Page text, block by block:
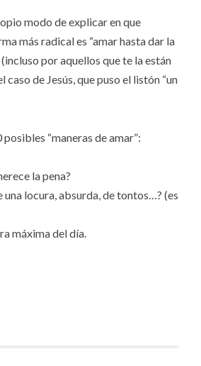
modo de explicar en que
más radical es “amar hasta dar la
por aquellos que te la están
caso de Jesús, que puso el listón “un
“maneras de amar”:
la pena?
una locura, absurda, de tontos…? (es
máxima del día.